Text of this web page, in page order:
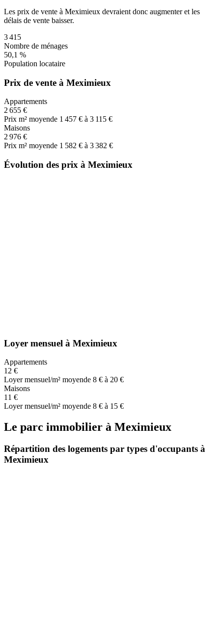
Les prix de vente à Meximieux devraient donc augmenteret les
délais de vente baisser.
3 415
Nombre de ménages
50,1 %
Population locataire
Prix de vente à Meximieux
Appartements
2 655 €
Prix m² moyende 1 457 € à 3 115 €
Maisons
2 976 €
Prix m² moyende 1 582 € à 3 382 €
Évolution des prix à Meximieux
Loyer mensuel à Meximieux
Appartements
12 €
Loyer mensuel/m² moyende 8 € à 20 €
Maisons
11 €
Loyer mensuel/m² moyende 8 € à 15 €
Le parc immobilier à Meximieux
Répartition des logements par types d'occupants à
Meximieux